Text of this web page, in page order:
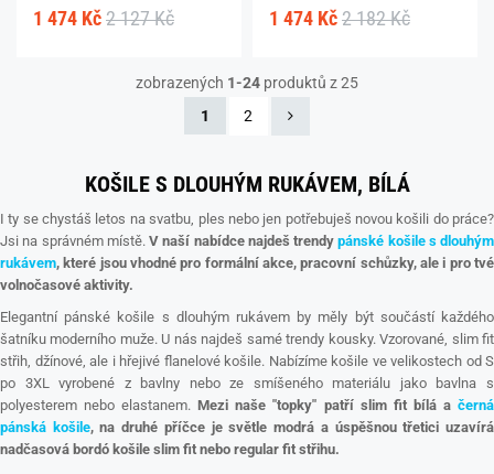
1 474 Kč 2 127 Kč 1 474 Kč 2 182 Kč
zobrazených 1-24produktů z 25
1
2
KOŠILE S DLOUHÝM RUKÁVEM, BÍLÁ
I ty se chystáš letos na svatbu, ples nebo jen potřebuješ novou košili do práce?
Jsi na správném místě. V naší nabídce najdeš trendypánské košile s dlouhým
rukávem, které jsou vhodné pro formální akce, pracovní schůzky, ale i pro tvé
volnočasové aktivity.
Elegantní pánské košile s dlouhým rukávem by měly být součástí každého
šatníku moderního muže. U nás najdeš samé trendy kousky. Vzorované, slim fit
střih, džínové, ale i hřejivé flanelové košile. Nabízíme košile ve velikostech od S
po 3XL vyrobené z bavlny nebo ze smíšeného materiálu jako bavlna s
polyesterem nebo elastanem.Mezi naše "topky" patří slim fit bílá ačerná
pánská košile, na druhé příčce je světle modrá a úspěšnou třetici uzavírá
nadčasová bordó košile slim fit nebo regular fit střihu.